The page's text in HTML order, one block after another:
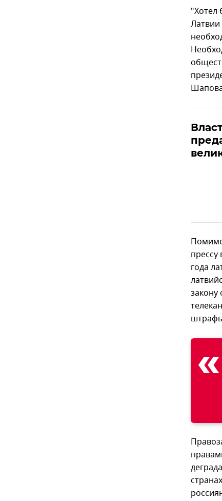
"Хотел
Латвии
года
закону